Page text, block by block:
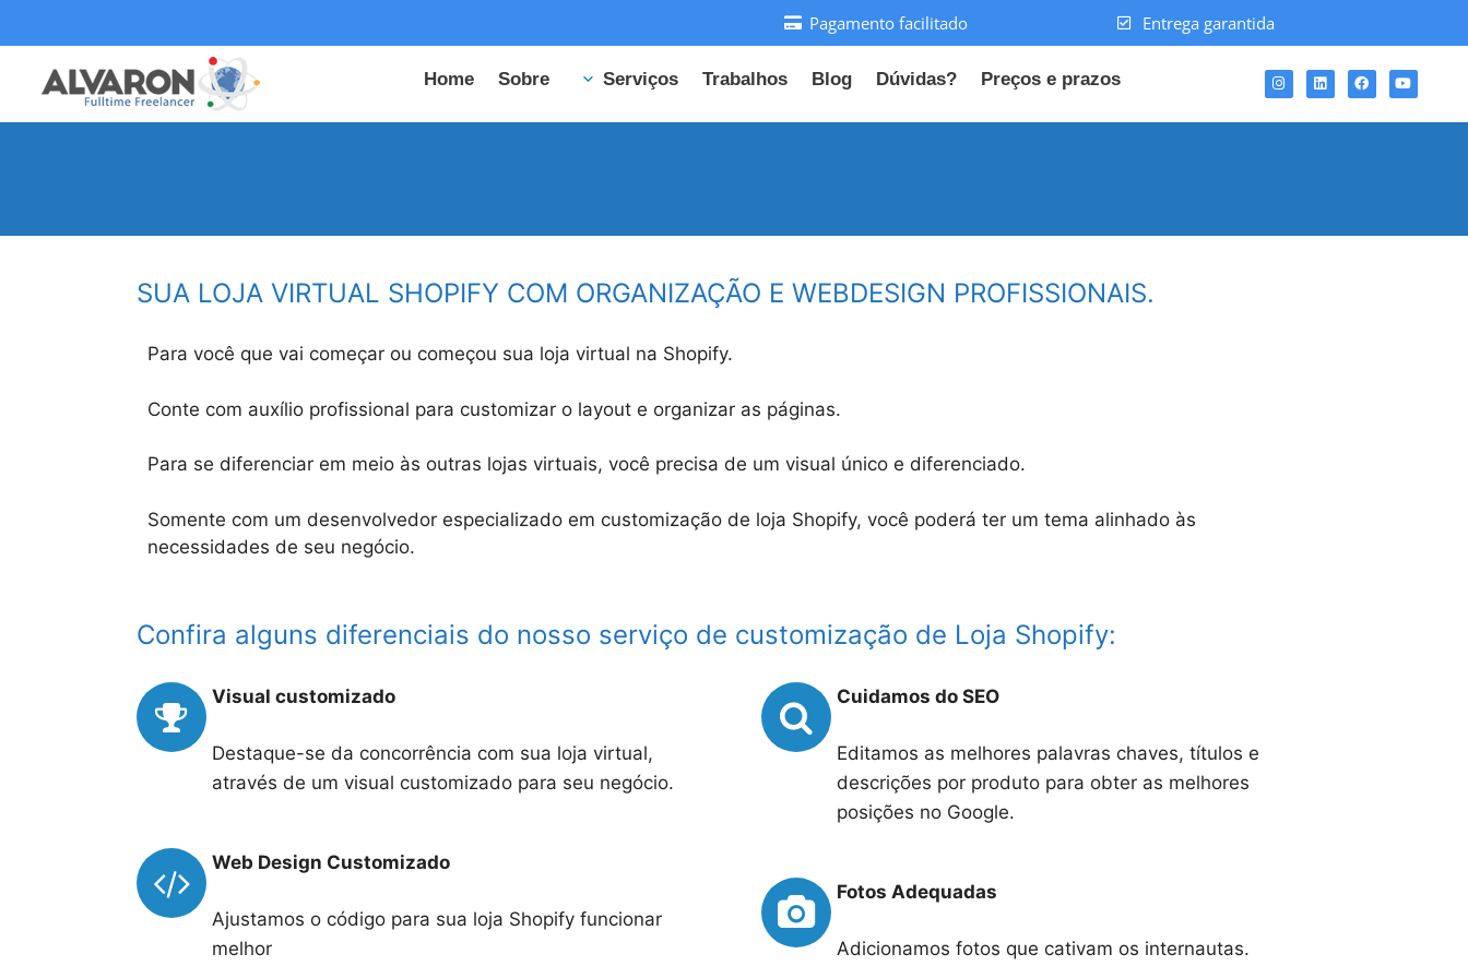
Pagamento facilitado Entrega garantida
Home Sobre Serviços Trabalhos Blog Dúvidas? Preços e prazos
SUA LOJA VIRTUAL SHOPIFY COM ORGANIZAÇÃO E WEBDESIGN PROFISSIONAIS.
Para você que vai começar ou começou sua loja virtual na Shopify.
Conte com auxílio profissional para customizar o layout e organizar as páginas.
Para se diferenciar em meio às outras lojas virtuais, você precisa de um visual único e diferenciado.
Somente com um desenvolvedor especializado em customização de loja Shopify, você poderá ter um tema alinhado às
necessidades de seu negócio.
Confira alguns diferenciais do nosso serviço de customização de Loja Shopify:
Visual customizado
Destaque-se da concorrência com sua loja virtual,
através de um visual customizado para seu negócio.
Web Design Customizado
Ajustamos o código para sua loja Shopify funcionar
melhor
Cuidamos do SEO
Editamos as melhores palavras chaves, títulos e
descrições por produto para obter as melhores
posições no Google.
Fotos Adequadas
Adicionamos fotos que cativam os internautas.